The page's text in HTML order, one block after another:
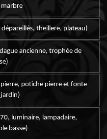
marbre
theillere, plateau)
ancienne, trophée de
potiche pierre et fonte
luminaire, lampadaire,
basse)